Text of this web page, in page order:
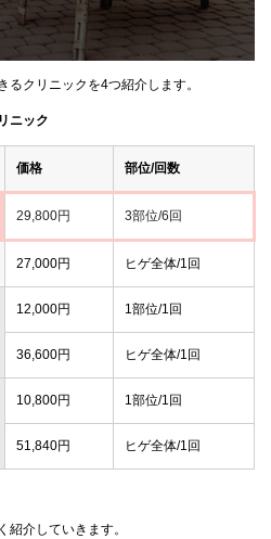
クリニックを4つ紹介します。
ニック
価格
部位/回数
29,800円 3部位/6回
27,000円 ヒゲ全体/1回
12,000円 1部位/1回
36,600円 ヒゲ全体/1回
10,800円 1部位/1回
51,840円 ヒゲ全体/1回
紹介していきます。